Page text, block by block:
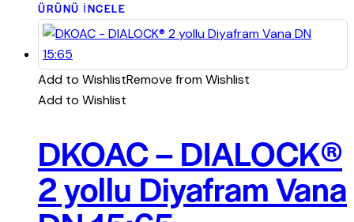
ÜRÜNÜ İNCELE
Add to WishlistRemove from Wishlist
Add to Wishlist
DKOAC – DIALOCK®
2 yollu Diyafram Vana